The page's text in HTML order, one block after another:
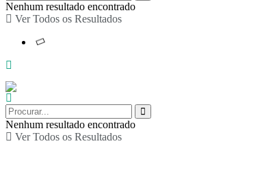
Nenhum resultado encontrado
Ver Todos os Resultados
Nenhum resultado encontrado
Ver Todos os Resultados